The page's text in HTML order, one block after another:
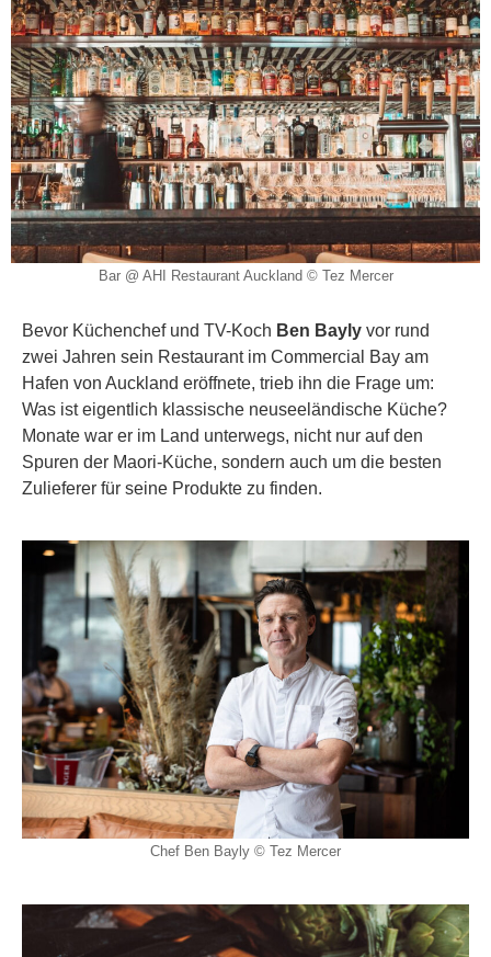
Bar @ AHI Restaurant Auckland © Tez Mercer
Bevor Küchenchef und TV-Koch Ben Bayly vor rund
zwei Jahren sein Restaurant im Commercial Bay am
Hafen von Auckland eröffnete, trieb ihn die Frage um:
Was ist eigentlich klassische neuseeländische Küche?
Monate war er im Land unterwegs, nicht nur auf den
Spuren der Maori-Küche, sondern auch um die besten
Zulieferer für seine Produkte zu finden.
Chef Ben Bayly © Tez Mercer